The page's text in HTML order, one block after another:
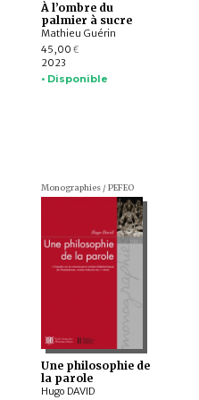
À l’ombre du
palmier à sucre
Mathieu Guérin
45,00 €
2023
• Disponible
Monographies / PEFEO
Une philosophie de
la parole
Hugo DAVID